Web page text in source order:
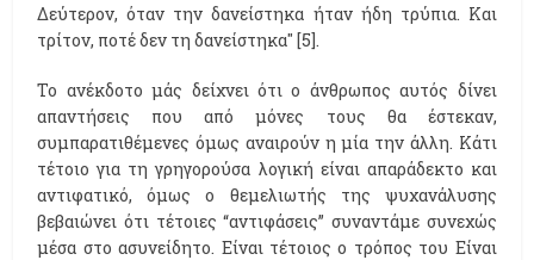
Δεύτερον, όταν την δανείστηκα ήταν ήδη τρύπια. Και
τρίτον, ποτέ δεν τη δανείστηκα" [5].
Το ανέκδοτο μάς δείχνει ότι ο άνθρωπος αυτός δίνει
απαντήσεις που από μόνες τους θα έστεκαν,
συμπαρατιθέμενες όμως αναιρούν η μία την άλλη. Κάτι
τέτοιο για τη γρηγορούσα λογική είναι απαράδεκτο και
αντιφατικό, όμως ο θεμελιωτής της ψυχανάλυσης
βεβαιώνει ότι τέτοιες “αντιφάσεις” συναντάμε συνεχώς
μέσα στο ασυνείδητο. Είναι τέτοιος ο τρόπος του Είναι